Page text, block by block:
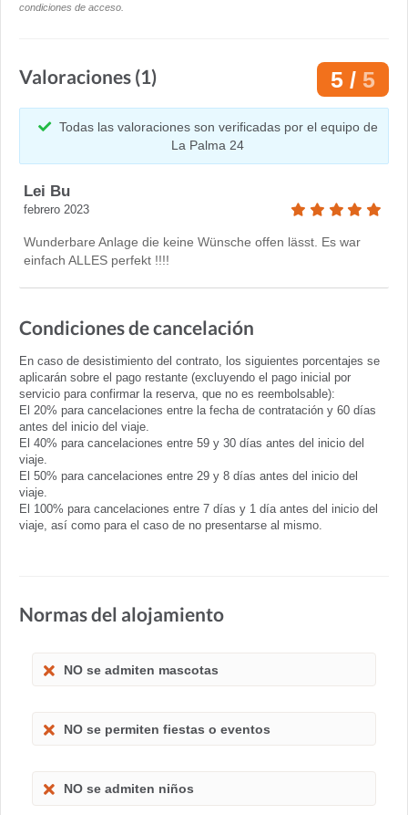
condiciones de acceso.
Valoraciones (1) 5 / 5
Todas las valoraciones son verificadas por el equipo de
La Palma 24
Lei Bu
febrero 2023
Wunderbare Anlage die keine Wünsche offen lässt. Es war
einfach ALLES perfekt !!!!
Condiciones de cancelación
En caso de desistimiento del contrato, los siguientes porcentajes se
aplicarán sobre el pago restante (excluyendo el pago inicial por
servicio para confirmar la reserva, que no es reembolsable):
El 20% para cancelaciones entre la fecha de contratación y 60 días
antes del inicio del viaje.
El 40% para cancelaciones entre 59 y 30 días antes del inicio del
viaje.
El 50% para cancelaciones entre 29 y 8 días antes del inicio del
viaje.
El 100% para cancelaciones entre 7 días y 1 día antes del inicio del
viaje, así como para el caso de no presentarse al mismo.
Normas del alojamiento
NO se admiten mascotas
NO se permiten fiestas o eventos
NO se admiten niños